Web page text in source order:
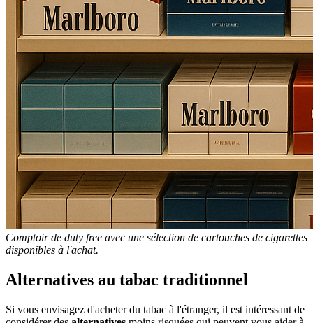
Comptoir de duty free avec une sélection de cartouches de cigarettes
disponibles à l'achat.
Alternatives au tabac traditionnel
Si vous envisagez d'acheter du tabac à l'étranger, il est intéressant de